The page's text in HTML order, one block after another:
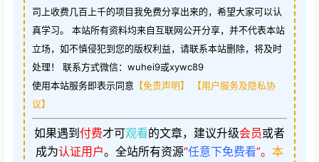
司上收费几百上千的项目我免费分享出来的，希望大家可以认
真学习。 本站所有资料均来自互联网公开分享，并不代表本站
立场，如不慎侵犯到您的版权利益，请联系本站删除，将及时
处理！ 联系方式微信：wuhei9或xywc89
使用本站服务即表示同意 【免责声明】
【用户服务及隐私协
议】
如果遇到 付费才可观看的文章，建议升级会员或者
成为认证用户。 全站所有资源“任意下免费看”。 本